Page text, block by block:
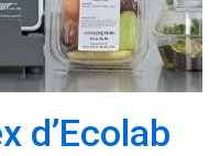
d’Ecolab